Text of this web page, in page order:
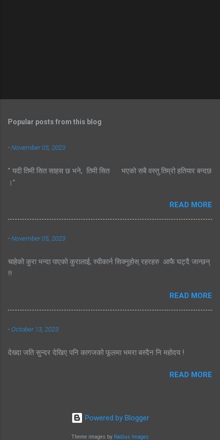
Popular posts from this blog
-November 05, 2023
" यदी तिमी सित साहस छ भने, तिमी सित भएको सबै वस्तु तिम्रो हतियार बन्दछ
।"
READ MORE
-November 05, 2023
चाहेको कुरा भन्दा पाएको कुरालाई, स्वीकार्न सिक्नुहोस् रहरहरु आफै घट्दै जान्छन्
!!
READ MORE
-October 13, 2023
देख्दा जति सुन्दर देखिए पनि कागजको फूलमा भमरा बस्दैन नि महोदय !
READ MORE
Powered by Blogger
Theme images by Radius Images